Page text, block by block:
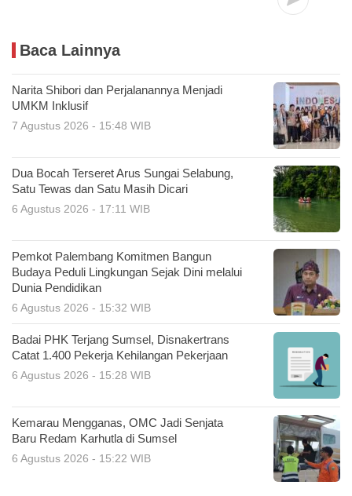
Baca Lainnya
Narita Shibori dan Perjalanannya Menjadi
UMKM Inklusif
7 Agustus 2026 - 15:48 WIB
Dua Bocah Terseret Arus Sungai Selabung,
Satu Tewas dan Satu Masih Dicari
6 Agustus 2026 - 17:11 WIB
Pemkot Palembang Komitmen Bangun
Budaya Peduli Lingkungan Sejak Dini melalui
Dunia Pendidikan
6 Agustus 2026 - 15:32 WIB
Badai PHK Terjang Sumsel, Disnakertrans
Catat 1.400 Pekerja Kehilangan Pekerjaan
6 Agustus 2026 - 15:28 WIB
Kemarau Mengganas, OMC Jadi Senjata
Baru Redam Karhutla di Sumsel
6 Agustus 2026 - 15:22 WIB